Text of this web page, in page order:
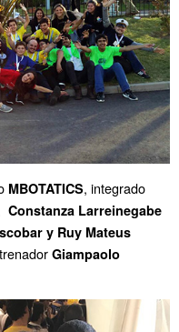
MBOTATICS, integrado
Constanza Larreinegabe
y Ruy Mateus
Giampaolo